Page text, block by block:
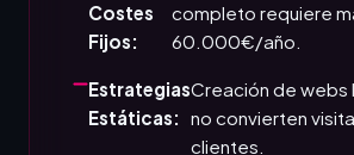
Costes
Fijos:
completo requiere
60.000€/año.
Estrategias
Estáticas:
Creación de webs
no convierten
clientes.